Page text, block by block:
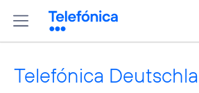
Telefónica